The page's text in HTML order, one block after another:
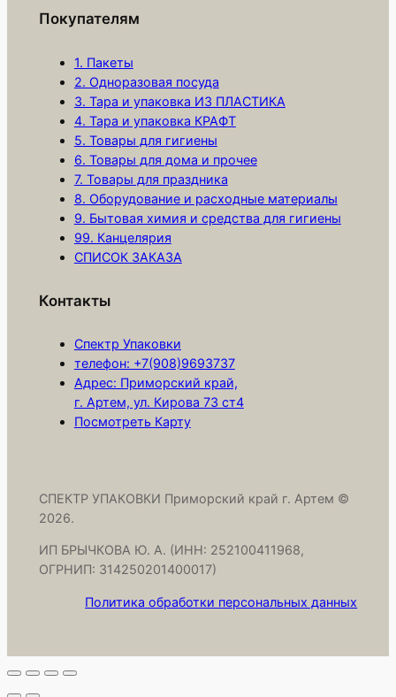
а
м
1
0
х
х
6
Покупателям
1. Пакеты
2. Одноразовая посуда
3. Тара и упаковка ИЗ ПЛАСТИКА
4. Тара и упаковка КРАФТ
5. Товары для гигиены
6. Товары для дома и прочее
7. Товары для праздника
8. Оборудование и расходные материалы
9. Бытовая химия и средства для гигиены
99. Канцелярия
СПИСОК ЗАКАЗА
Контакты
Спектр Упаковки
телефон: +7(908)9693737
Адрес: Приморский край,
г. Артем, ул. Кирова 73 ст4
Посмотреть Карту
СПЕКТР УПАКОВКИ Приморский край г. Артем ©
2026.
ИП БРЫЧКОВА Ю. А. (ИНН: 252100411968,
ОГРНИП: 314250201400017)
Политика обработки персональных данных